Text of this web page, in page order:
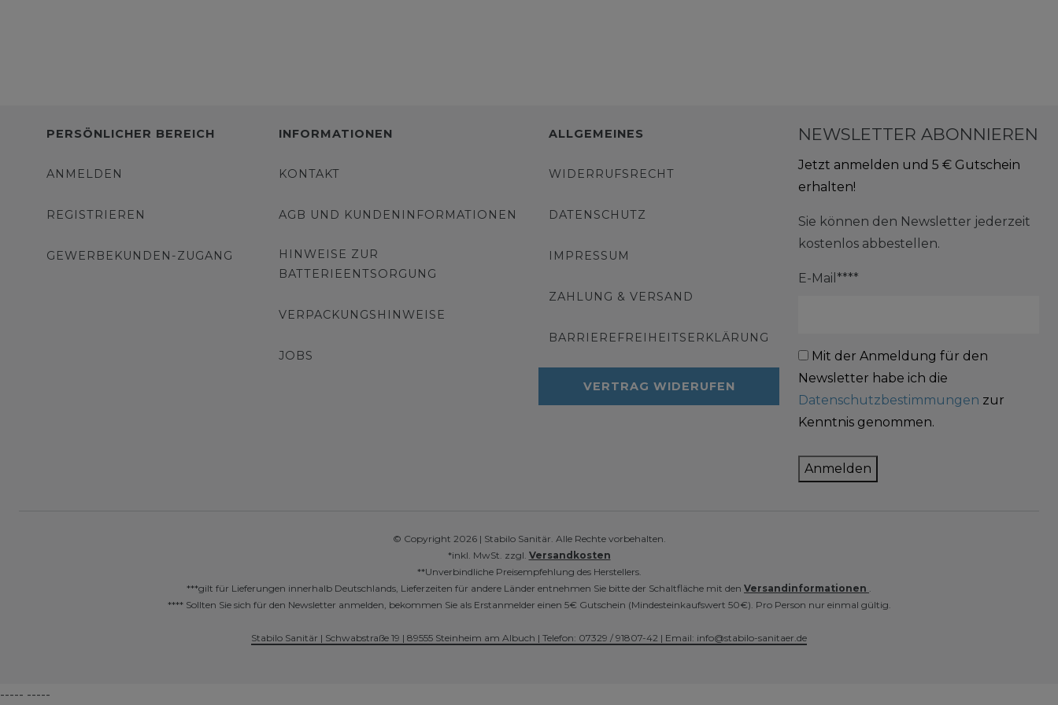
PERSÖNLICHER BEREICH
ANMELDEN
REGISTRIEREN
GEWERBEKUNDEN-ZUGANG
INFORMATIONEN
KONTAKT
AGB UND KUNDENINFORMATIONEN
HINWEISE ZUR
BATTERIEENTSORGUNG
VERPACKUNGSHINWEISE
JOBS
ALLGEMEINES
WIDERRUFSRECHT
DATENSCHUTZ
IMPRESSUM
ZAHLUNG & VERSAND
BARRIEREFREIHEITSERKLÄRUNG
VERTRAG WIDERUFEN
NEWSLETTER ABONNIEREN
Jetzt anmelden und 5 € Gutschein
erhalten!
Sie können den Newsletter jederzeit
kostenlos abbestellen.
E-Mail****
Mit der Anmeldung für den
Newsletter habe ich die
Datenschutzbestimmungen zur
Kenntnis genommen.
Anmelden
© Copyright 2026 | Stabilo Sanitär. Alle Rechte vorbehalten.
*inkl. MwSt. zzgl. Versandkosten
**Unverbindliche Preisempfehlung des Herstellers.
***gilt für Lieferungen innerhalb Deutschlands, Lieferzeiten für andere Länder entnehmen Sie bitte der Schaltfläche mit den Versandinformationen .
**** Sollten Sie sich für den Newsletter anmelden, bekommen Sie als Erstanmelder einen 5€ Gutschein (Mindesteinkaufswert 50€). Pro Person nur einmal gültig.
Stabilo Sanitär | Schwabstraße 19 | 89555 Steinheim am Albuch | Telefon: 07329 / 91807-42 | Email: info@stabilo-sanitaer.de
----- -----